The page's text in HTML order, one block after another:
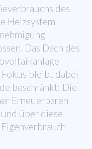
des
Heizsystem
Das Dach des
bleibt dabei
beschränkt: Die
Erneuerbaren
über diese